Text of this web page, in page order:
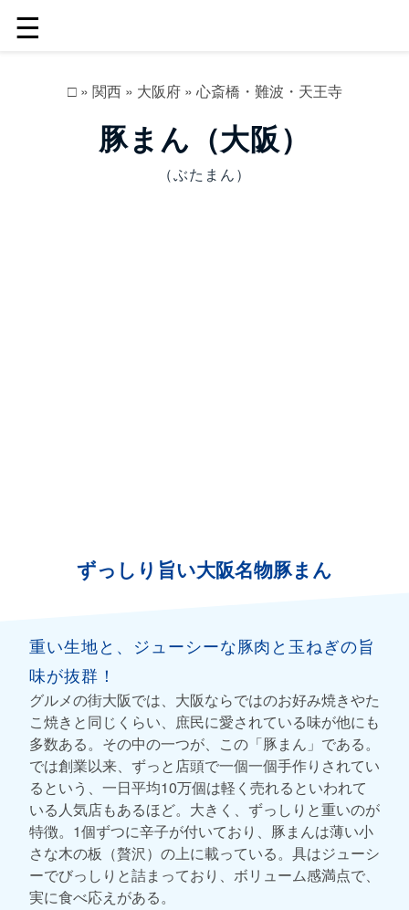
☰
□» 関西» 大阪府» 心斎橋・難波・天王寺
豚まん（大阪）
（ぶたまん）
ずっしり旨い大阪名物豚まん
重い生地と、ジューシーな豚肉と玉ねぎの旨
味が抜群！
グルメの街大阪では、大阪ならではのお好み焼きやた
こ焼きと同じくらい、庶民に愛されている味が他にも
多数ある。その中の一つが、この「豚まん」である。
では創業以来、ずっと店頭で一個一個手作りされてい
るという、一日平均10万個は軽く売れるといわれて
いる人気店もあるほど。大きく、ずっしりと重いのが
特徴。1個ずつに辛子が付いており、豚まんは薄い小
さな木の板（贅沢）の上に載っている。具はジューシ
ーでびっしりと詰まっており、ボリューム感満点で、
実に食べ応えがある。